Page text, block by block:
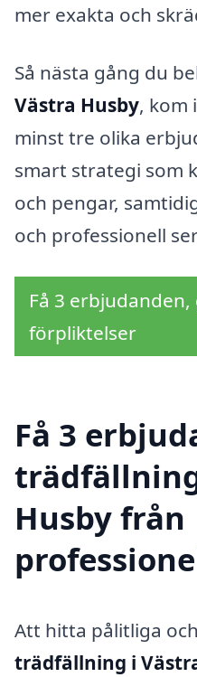
mer exakta och
Så nästa gång du
Västra Husby, kom
minst tre olika
smart strategi som
och pengar,
och professionell
Få 3
förpliktelser
Få 3
Husby från
Att hitta pålitliga
trädfällning i